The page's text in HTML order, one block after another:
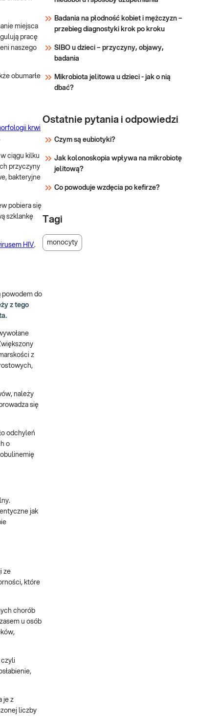
miejsca
pracę
naszego
obumarłe
krwi
ciągu kilku
przyczyny
bakteryjne
pobiera się
szklankę
HIV.
powodem do
z tego
z
należy
się
odchyleń
o
jak
ze
które
chorób
u osób
czyli
je z
liczby
się w przypadku uzyskania
nieprawidłowego wyniku
automaty
Badania na płodność kobiet i mężczyzn –
przebieg diagnostyki krok po kroku
SIBO u dzieci – przyczyny, objawy,
badania
Mikrobiota jelitowa u dzieci - jak o nią
dbać?
Ostatnie pytania i odpowiedzi
Czym są eubiotyki?
Jak kolonoskopia wpływa na mikrobiotę
jelitową?
Co powoduje wzdęcia po kefirze?
Tagi
monocyty